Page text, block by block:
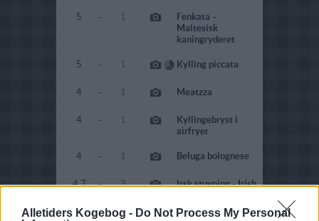
Alletiders Kogebog - Do Not Process My Personal
5 - 1
Fenkata –
Maltesisk
kaningryderet
5 - 1 Kylling piccata
4 - 1 Meatzza
4 - 1
Kyllingebryst i
airfryer
4 - 1 Beluga bolognese
4.7 - 3
Irsk stuvning - Irish